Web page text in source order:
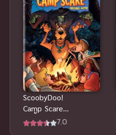
ScoobyDoo!
Camp Scare
สคูบี้ดู ค่าย7.0